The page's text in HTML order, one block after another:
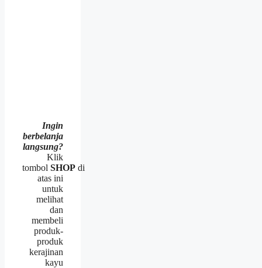
Ingin
berbelanja
langsung?
Klik
tombol SHOP di
atas ini
untuk
melihat
dan
membeli
produk-
produk
kerajinan
kayu